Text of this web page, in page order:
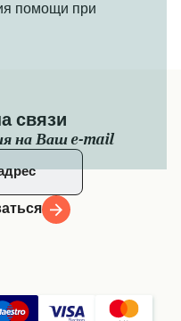
помощи при
связи
на Ваш e-mail